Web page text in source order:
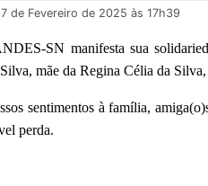
de Fevereiro de 2025 às 17h39
SN manifesta sua
mãe da Regina Célia da
sentimentos à família,
perda.